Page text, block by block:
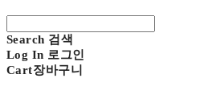
Search 검색
Log In 로그인
Cart장바구니